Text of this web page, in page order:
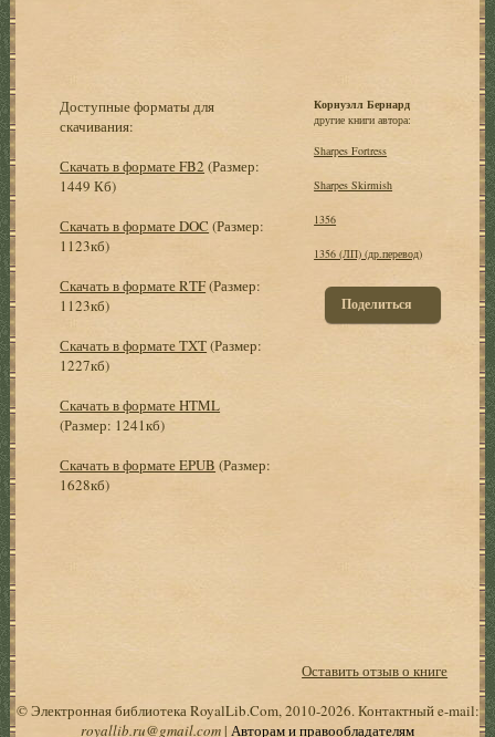
Доступные форматы для
скачивания:
Скачать в формате FB2 (Размер:
1449 Кб)
Скачать в формате DOC (Размер:
1123кб)
Скачать в формате RTF(Размер:
1123кб)
Скачать в формате TXT(Размер:
1227кб)
Скачать в формате HTML
(Размер: 1241кб)
Скачать в формате EPUB (Размер:
1628кб)
Корнуэлл Бернард
другие книги автора:
Sharpes Fortress
Sharpes Skirmish
1356
1356 (ЛП) (др.перевод)
Поделиться
Оставить отзыв о книге
© Электронная библиотека RoyalLib.Com, 2010-2026. Контактный e-mail:
royallib.ru@gmail.com| Авторам и правообладателям